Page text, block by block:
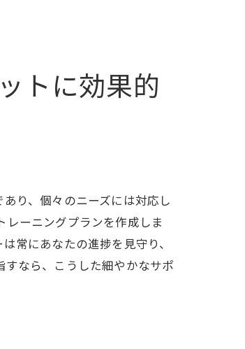
トに効果的
り、個々のニーズには対応し
ーニングプランを作成しま
常にあなたの進捗を見守り、
なら、こうした細やかなサポ